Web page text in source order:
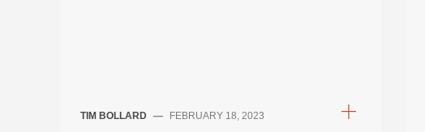
TIM BOLLARD — FEBRUARY 18, 2023